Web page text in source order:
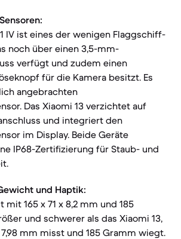
IV ist eines der wenigen Flaggschiff-
noch über einen 3,5-mm-
verfügt und zudem einen
für die Kamera besitzt. Es
angebrachten
Das Xiaomi 13 verzichtet auf
und integriert den
im Display. Beide Geräte
IP68-Zertifizierung für Staub- und
und Haptik:
mit 165 x 71 x 8,2 mm und 185
und schwerer als das Xiaomi 13,
7,98 mm misst und 185 Gramm wiegt.